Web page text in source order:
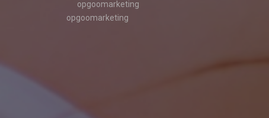
opgoomarketing
opgoomarketing